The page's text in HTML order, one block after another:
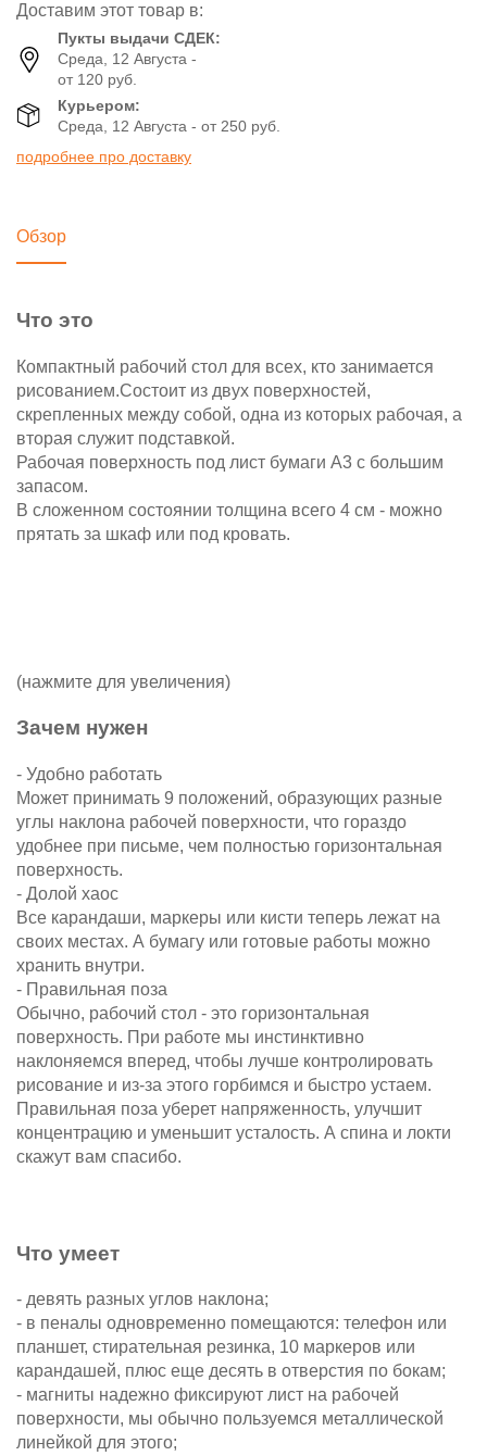
Доставим этот товар в:
Пукты выдачи СДЕК:
Среда, 12 Августа -
от 120 руб.
Курьером:
Среда, 12 Августа - от 250 руб.
подробнее про доставку
Обзор
Что это
Компактный рабочий стол для всех, кто занимается
рисованием.Состоит из двух поверхностей,
скрепленных между собой, одна из которых рабочая, а
вторая служит подставкой.
Рабочая поверхность под лист бумаги А3 с большим
запасом.
В сложенном состоянии толщина всего 4 см - можно
прятать за шкаф или под кровать.
(нажмите для увеличения)
Зачем нужен
- Удобно работать
Может принимать 9 положений, образующих разные
углы наклона рабочей поверхности, что гораздо
удобнее при письме, чем полностью горизонтальная
поверхность.
- Долой хаос
Все карандаши, маркеры или кисти теперь лежат на
своих местах. А бумагу или готовые работы можно
хранить внутри.
- Правильная поза
Обычно, рабочий стол - это горизонтальная
поверхность. При работе мы инстинктивно
наклоняемся вперед, чтобы лучше контролировать
рисование и из-за этого горбимся и быстро устаем.
Правильная поза уберет напряженность, улучшит
концентрацию и уменьшит усталость. А спина и локти
скажут вам спасибо.
Что умеет
- девять разных углов наклона;
- в пеналы одновременно помещаются: телефон или
планшет, стирательная резинка, 10 маркеров или
карандашей, плюс еще десять в отверстия по бокам;
- магниты надежно фиксируют лист на рабочей
поверхности, мы обычно пользуемся металлической
линейкой для этого;